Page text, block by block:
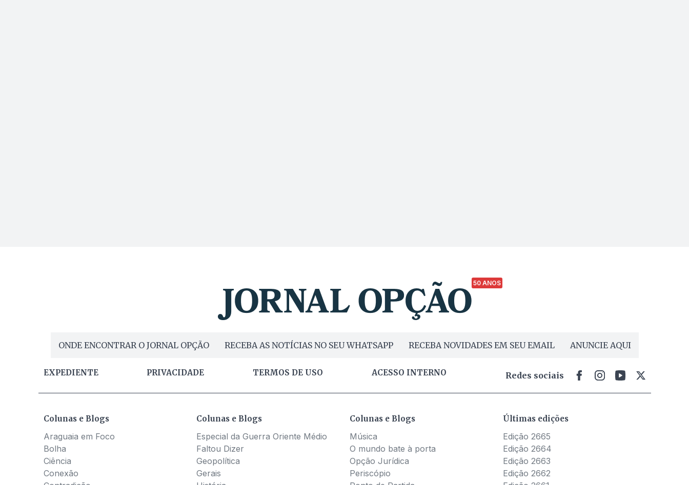
50 ANOS
ONDE ENCONTRAR O JORNAL OPÇÃO RECEBA AS NOTÍCIAS NO SEU WHATSAPP RECEBA NOVIDADES EM SEU EMAIL ANUNCIE AQUI
EXPEDIENTE PRIVACIDADE TERMOS DE USO ACESSO INTERNO Redes sociais
Colunas e Blogs
Araguaia em Foco
Bolha
Ciência
Conexão
Colunas e Blogs
Especial da Guerra Oriente Médio
Faltou Dizer
Geopolítica
Gerais
Colunas e Blogs
Música
O mundo bate à porta
Opção Jurídica
Periscópio
Últimas edições
Edição 2665
Edição 2664
Edição 2663
Edição 2662